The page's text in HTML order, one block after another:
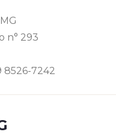
n° 293
8526-7242